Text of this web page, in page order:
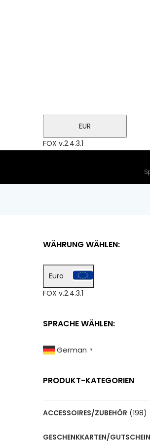
EUR
FOX v.2.4.3.1
WÄHRUNG WÄHLEN:
Euro
FOX v.2.4.3.1
SPRACHE WÄHLEN:
German ▼
PRODUKT-KATEGORIEN
ACCESSOIRES/ZUBEHÖR (198)
GESCHENKKARTEN/